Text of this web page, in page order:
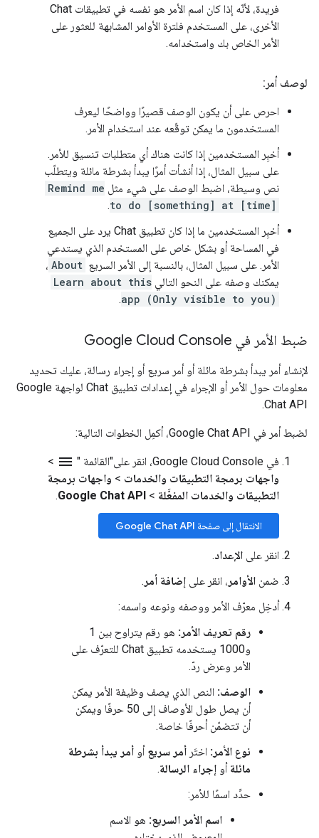
فريدة، لأنّه إذا كان اسم الأمر هو نفسه في تطبيقات Chat
الأخرى، على المستخدم فلترة الأوامر المشابهة للعثور على
الأمر الخاص بك واستخدامه.
لوصف أمر:
احرص على أن يكون الوصف قصيرًا وواضحًا ليعرف
المستخدمون ما يمكن توقّعه عند استخدام الأمر.
أخبِر المستخدمين إذا كانت هناك أي متطلبات تنسيق للأمر.
على سبيل المثال، إذا أنشأت أمرًا يبدأ بشرطة مائلة ويتطلّب
نص وسيطة، اضبط الوصف على شيء مثل Remind me
to do [something] at [time]
.
أخبِر المستخدمين ما إذا كان تطبيق Chat يرد على الجميع
في المساحة أو بشكل خاص على المستخدم الذي يستدعي
الأمر. على سبيل المثال، بالنسبة إلى الأمر السريع About ،
يمكنك وصفه على النحو التالي Learn about this
app (Only visible to you)
.
ضبط الأمر في Google Cloud Console
لإنشاء أمر يبدأ بشرطة مائلة أو أمر سريع أو إجراء رسالة، عليك تحديد
معلومات حول الأمر أو الإجراء في إعدادات تطبيق Chat لواجهة Google
Chat API.
لضبط أمر في Google Chat API، أكمِل الخطوات التالية:
في Google Cloud Console، انقر على"القائمة " menu
>
واجهات برمجة التطبيقات والخدمات > واجهات برمجة
التطبيقات والخدمات المفعَّلة >
Google Chat API
.
الانتقال إلى صفحة Google Chat API
انقر على الإعداد.
ضمن الأوامر ، انقر على إضافة أمر .
أدخِل معرّف الأمر ووصفه ونوعه واسمه:
رقم تعريف الأمر:
هو رقم يتراوح بين 1
و1000 يستخدمه تطبيق Chat للتعرّف على
الأمر وعرض ردّ.
الوصف: النص الذي يصف وظيفة الأمر يمكن
أن يصل طول الأوصاف إلى 50 حرفًا ويمكن
أن تتضمّن أحرفًا خاصة.
نوع الأمر: اختَر أمر سريع أو أمر يبدأ بشرطة
مائلة أو إجراء الرسالة.
حدِّد اسمًا للأمر:
اسم الأمر السريع: هو الاسم